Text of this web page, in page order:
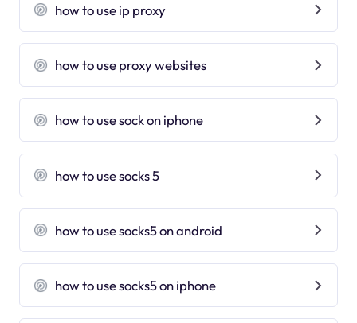
how to use ip proxy
how to use proxy websites
how to use sock on iphone
how to use socks 5
how to use socks5 on android
how to use socks5 on iphone